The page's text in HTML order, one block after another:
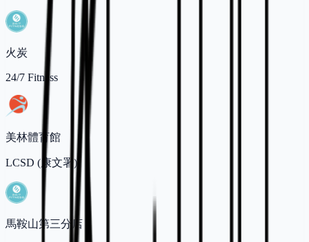
火炭
24/7 Fitness
美林體育館
LCSD (康文署)
馬鞍山第三分店